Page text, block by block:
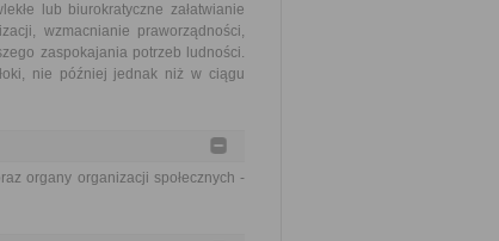
lub biurokratyczne załatwianie
wzmacnianie praworządności,
zaspokajania potrzeb ludności.
nie później jednak niż w ciągu
organy organizacji społecznych -